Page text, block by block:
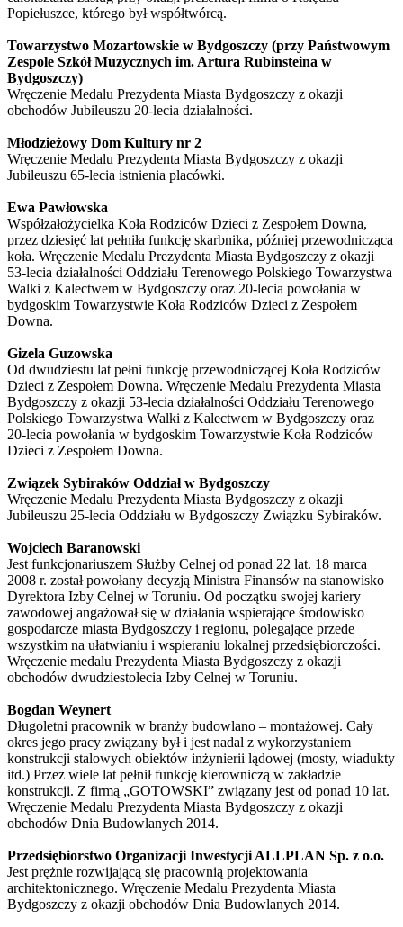
Popiełuszce, którego był współtwórcą.
Towarzystwo Mozartowskie w Bydgoszczy (przy Państwowym
Zespole Szkół Muzycznych im. Artura Rubinsteina w
Bydgoszczy)
Wręczenie Medalu Prezydenta Miasta Bydgoszczy z okazji
obchodów Jubileuszu 20-lecia działalności.
Młodzieżowy Dom Kultury nr 2
Wręczenie Medalu Prezydenta Miasta Bydgoszczy z okazji
Jubileuszu 65-lecia istnienia placówki.
Ewa Pawłowska
Współzałożycielka Koła Rodziców Dzieci z Zespołem Downa,
przez dziesięć lat pełniła funkcję skarbnika, później przewodnicząca
koła. Wręczenie Medalu Prezydenta Miasta Bydgoszczy z okazji
53-lecia działalności Oddziału Terenowego Polskiego Towarzystwa
Walki z Kalectwem w Bydgoszczy oraz 20-lecia powołania w
bydgoskim Towarzystwie Koła Rodziców Dzieci z Zespołem
Downa.
Gizela Guzowska
Od dwudziestu lat pełni funkcję przewodniczącej Koła Rodziców
Dzieci z Zespołem Downa. Wręczenie Medalu Prezydenta Miasta
Bydgoszczy z okazji 53-lecia działalności Oddziału Terenowego
Polskiego Towarzystwa Walki z Kalectwem w Bydgoszczy oraz
20-lecia powołania w bydgoskim Towarzystwie Koła Rodziców
Dzieci z Zespołem Downa.
Związek Sybiraków Oddział w Bydgoszczy
Wręczenie Medalu Prezydenta Miasta Bydgoszczy z okazji
Jubileuszu 25-lecia Oddziału w Bydgoszczy Związku Sybiraków.
Wojciech Baranowski
Jest funkcjonariuszem Służby Celnej od ponad 22 lat. 18 marca
2008 r. został powołany decyzją Ministra Finansów na stanowisko
Dyrektora Izby Celnej w Toruniu. Od początku swojej kariery
zawodowej angażował się w działania wspierające środowisko
gospodarcze miasta Bydgoszczy i regionu, polegające przede
wszystkim na ułatwianiu i wspieraniu lokalnej przedsiębiorczości.
Wręczenie medalu Prezydenta Miasta Bydgoszczy z okazji
obchodów dwudziestolecia Izby Celnej w Toruniu.
Bogdan Weynert
Długoletni pracownik w branży budowlano – montażowej. Cały
okres jego pracy związany był i jest nadal z wykorzystaniem
konstrukcji stalowych obiektów inżynierii lądowej (mosty, wiadukty
itd.) Przez wiele lat pełnił funkcję kierowniczą w zakładzie
konstrukcji. Z firmą „GOTOWSKI” związany jest od ponad 10 lat.
Wręczenie Medalu Prezydenta Miasta Bydgoszczy z okazji
obchodów Dnia Budowlanych 2014.
Przedsiębiorstwo Organizacji Inwestycji ALLPLAN Sp. z o.o.
Jest prężnie rozwijającą się pracownią projektowania
architektonicznego. Wręczenie Medalu Prezydenta Miasta
Bydgoszczy z okazji obchodów Dnia Budowlanych 2014.